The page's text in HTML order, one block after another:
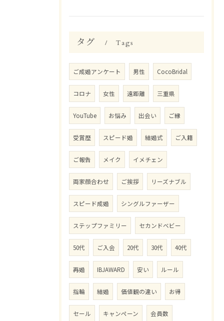
タグ Tags
ご成婚アンケート 男性 CocoBridal
コロナ 女性 遠距離 三重県
YouTube お悩み 出会い ご縁
受賞歴 スピード婚 結婚式 ご入籍
ご報告 メイク イメチェン
両家顔合わせ ご挨拶 リーズナブル
スピード成婚 シングルファーザー
ステップファミリー セカンドベビー
50代 ご入会 20代 30代 40代
再婚 IBJAWARD 安い ルール
指輪 結婚 価値観の違い お得
セール キャンペーン 会員数